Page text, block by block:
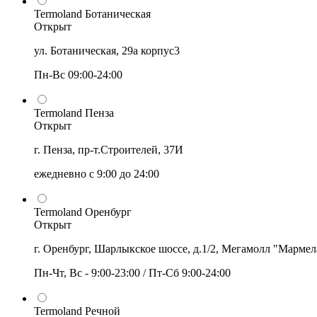
Termoland Ботаническая
Открыт
ул. Ботаническая, 29а корпус3
Пн-Вс 09:00-24:00
Termoland Пенза
Открыт
г. Пенза, пр-т.Строителей, 37И
ежедневно с 9:00 до 24:00
Termoland Оренбург
Открыт
г. Оренбург, Шарлыкское шоссе, д.1/2, Мегамолл
Пн-Чт, Вс - 9:00-23:00 / Пт-Сб 9:00-24:00
Termoland Речной